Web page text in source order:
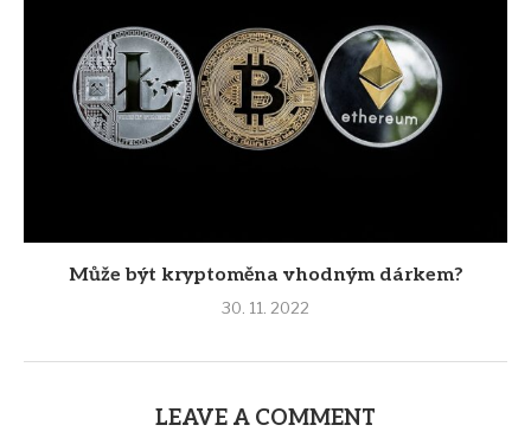
Může být kryptoměna vhodným dárkem?
30. 11. 2022
LEAVE A COMMENT